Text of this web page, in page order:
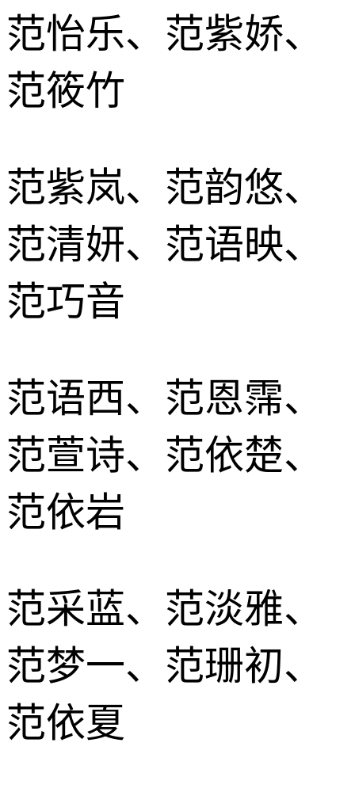
范怡乐、范紫娇、
范筱竹
范紫岚、范韵悠、
范清妍、范语映、
范巧音
范语西、范恩霈、
范萱诗、范依楚、
范依岩
范采蓝、范淡雅、
范梦一、范珊初、
范依夏